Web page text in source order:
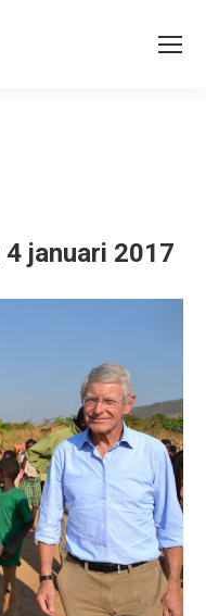
4 januari 2017